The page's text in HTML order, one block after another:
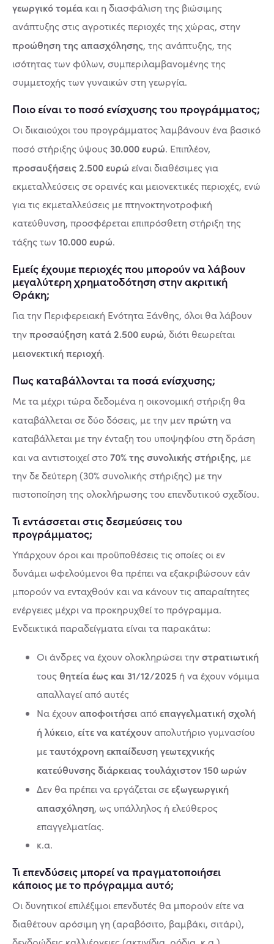
γεωργικό τομέα και η διασφάλιση της βιώσιμης
ανάπτυξης στις αγροτικές περιοχές της χώρας, στην
προώθηση της απασχόλησης, της ανάπτυξης, της
ισότητας των φύλων, συμπεριλαμβανομένης της
συμμετοχής των γυναικών στη γεωργία.
Ποιο είναι το ποσό ενίσχυσης του προγράμματος;
Οι δικαιούχοι του προγράμματος λαμβάνουν ένα βασικό
ποσό στήριξης ύψους30.000 ευρώ. Επιπλέον,
προσαυξήσεις 2.500 ευρώ είναι διαθέσιμες για
εκμεταλλεύσεις σε ορεινές και μειονεκτικές περιοχές, ενώ
για τις εκμεταλλεύσεις με πτηνοκτηνοτροφική
κατεύθυνση, προσφέρεται επιπρόσθετη στήριξη της
τάξης των10.000 ευρώ.
Εμείς έχουμε περιοχές που μπορούν να λάβουν
μεγαλύτερη χρηματοδότηση στην ακριτική
Θράκη;
Για την Περιφερειακή Ενότητα Ξάνθης, όλοι θα λάβουν
τηνπροσαύξηση κατά 2.500 ευρώ, διότι θεωρείται
μειονεκτική περιοχή.
Πως καταβάλλονται τα ποσά ενίσχυσης;
Με τα μέχρι τώρα δεδομένα η οικονομική στήριξη θα
καταβάλλεται σε δύο δόσεις, με την μενπρώτηνα
καταβάλλεται με την ένταξη του υποψηφίου στη δράση
και να αντιστοιχεί στο70% της συνολικής στήριξης, με
την δε δεύτερη (30% συνολικής στήριξης) με την
πιστοποίηση της ολοκλήρωσης του επενδυτικού σχεδίου.
Τι εντάσσεται στις δεσμεύσεις του
προγράμματος;
Υπάρχουν όροι και προϋποθέσεις τις οποίες οι εν
δυνάμει ωφελούμενοι θα πρέπει να εξακριβώσουν εάν
μπορούν να ενταχθούν και να κάνουν τις απαραίτητες
ενέργειες μέχρι να προκηρυχθεί το πρόγραμμα.
Ενδεικτικά παραδείγματα είναι τα παρακάτω:
Οι άνδρες να έχουν ολοκληρώσει τηνστρατιωτική
τουςθητεία έως και 31/12/2025 ή να έχουν νόμιμα
απαλλαγεί από αυτές
Να έχουναποφοιτήσει απόεπαγγελματική σχολή
ή λύκειο, είτε να κατέχουναπολυτήριο γυμνασίου
μεταυτόχρονη εκπαίδευση γεωτεχνικής
κατεύθυνσης διάρκειας τουλάχιστον 150 ωρών
Δεν θα πρέπει να εργάζεται σεεξωγεωργική
απασχόληση, ως υπάλληλος ή ελεύθερος
επαγγελματίας.
κ.α.
Τι επενδύσεις μπορεί να πραγματοποιήσει
κάποιος με το πρόγραμμα αυτό;
Οι δυνητικοί επιλέξιμοι επενδυτές θα μπορούν είτε να
διαθέτουν αρόσιμη γη (αραβόσιτο, βαμβάκι, σιτάρι),